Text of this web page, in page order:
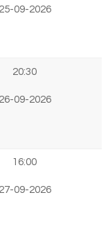
25-09-2026
20:30
26-09-2026
16:00
27-09-2026